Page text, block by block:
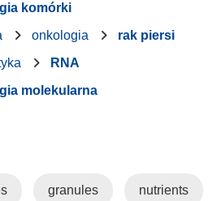
komórki
onkologia
rak piersi
RNA
molekularna
granules nutrients